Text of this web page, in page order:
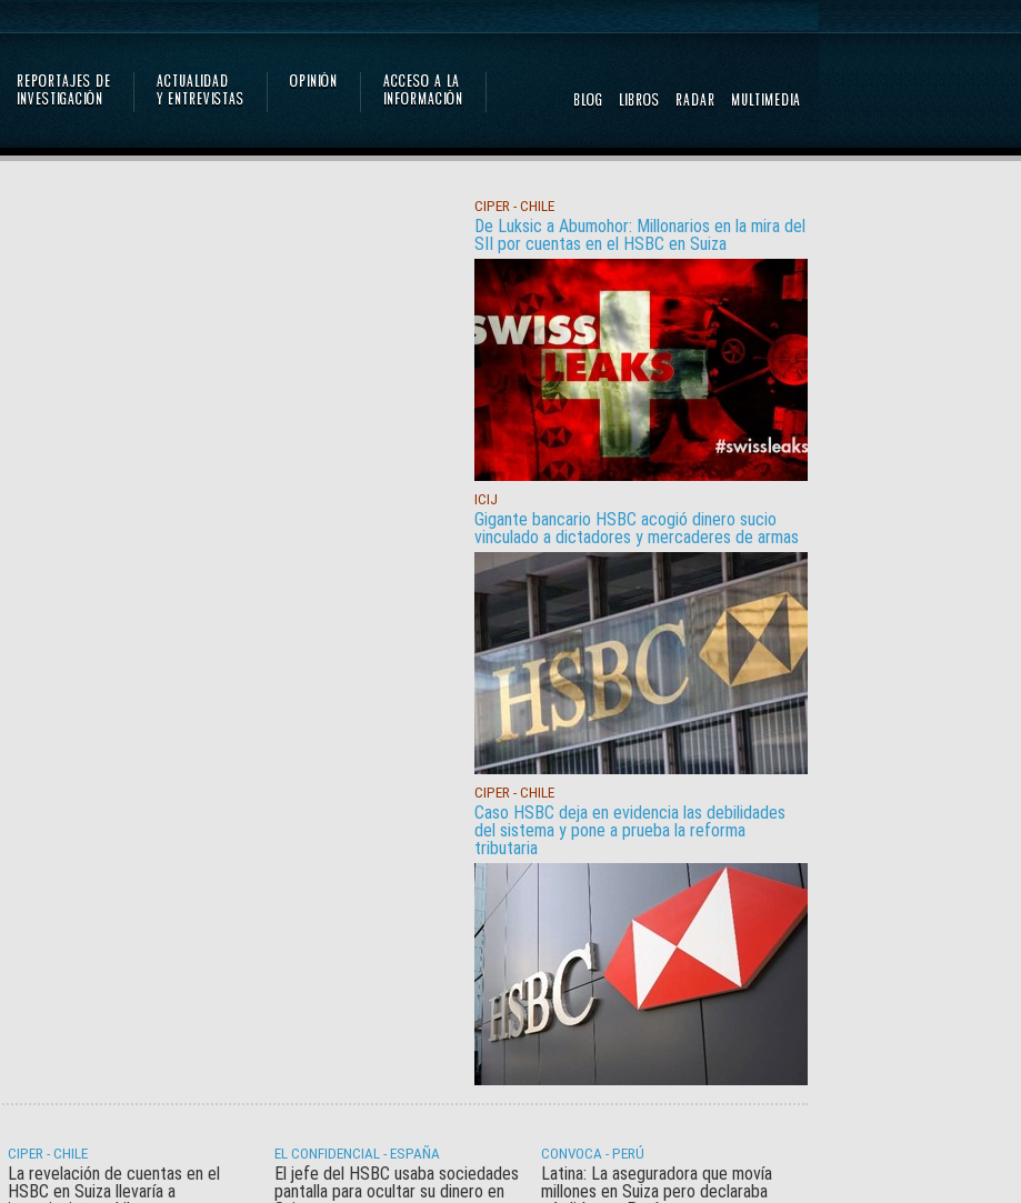
CIPER - CHILE
De Luksic a Abumohor: Millonarios en la mira del
SII por cuentas en el HSBC en Suiza
ICIJ
Gigante bancario HSBC acogió dinero sucio
vinculado a dictadores y mercaderes de armas
CIPER - CHILE
Caso HSBC deja en evidencia las debilidades
del sistema y pone a prueba la reforma
tributaria
CIPER - CHILE
La revelación de cuentas en el
HSBC en Suiza llevaría a
EL CONFIDENCIAL - ESPAÑA
El jefe del HSBC usaba sociedades
pantalla para ocultar su dinero en
CONVOCA - PERÚ
Latina: La aseguradora que movía
millones en Suiza pero declaraba